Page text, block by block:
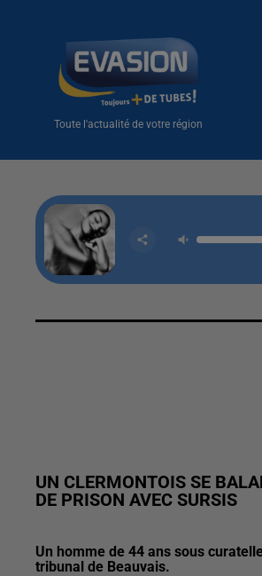
Toute l'actualité de votre région
UN CLERMONTOIS SE
DE PRISON AVEC SURSIS
Un homme de 44 ans sous
tribunal de Beauvais.